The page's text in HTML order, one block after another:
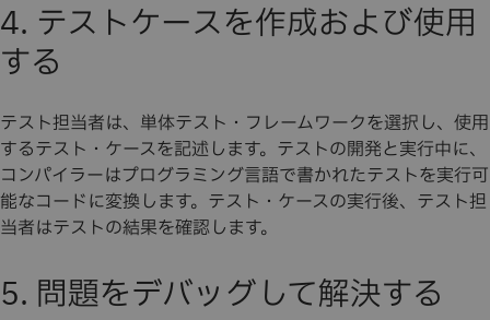
4. テストケースを作成および使用
する
テスト担当者は、単体テスト・フレームワークを選択し、使用
するテスト・ケースを記述します。テストの開発と実行中に、
コンパイラーはプログラミング言語で書かれたテストを実行可
能なコードに変換します。テスト・ケースの実行後、テスト担
当者はテストの結果を確認します。
5. 問題をデバッグして解決する